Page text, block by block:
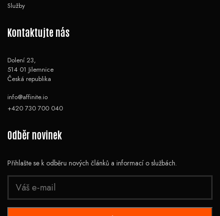
Služby
Kontaktujte nás
Dolení 23,
514 01 Jilemnice
Česká republika
info@affinite.io
+420 730 700 040
Odběr novinek
Přihlašte se k odběru nových článků a informací o službách.